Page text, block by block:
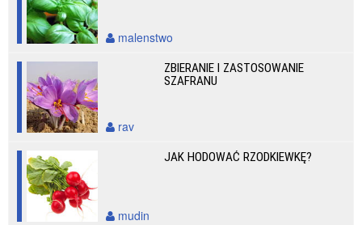
malenstwo
ZBIERANIE I ZASTOSOWANIE
SZAFRANU
rav
JAK HODOWAĆ RZODKIEWKĘ?
mudin